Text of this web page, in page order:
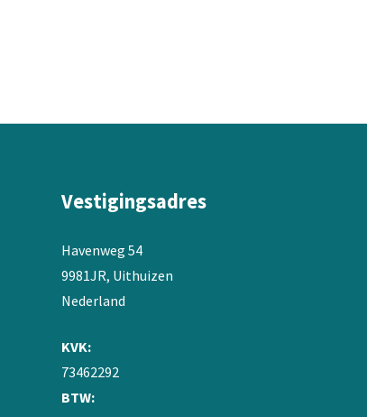
Vestigingsadres
Havenweg 54
9981JR, Uithuizen
Nederland
KVK:
73462292
BTW: